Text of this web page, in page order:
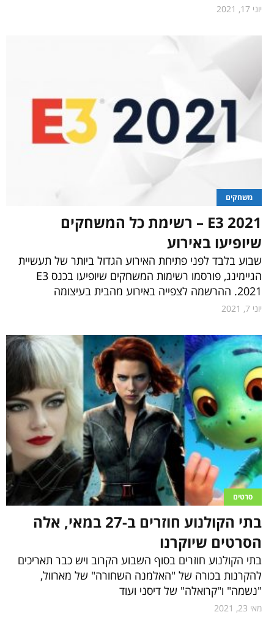
יוני 17, 2021
משחקים
E3 2021 – רשימת כל המשחקים
שיופיעו באירוע
שבוע בלבד לפני פתיחת האירוע הגדול ביותר של תעשיית
הגיימינג, פורסמו רשימות המשחקים שיופיעו בכנס E3
2021. ההרשמה לצפייה באירוע מהבית בעיצומה
יוני 7, 2021
סרטים
בתי הקולנוע חוזרים ב-27 במאי, אלה
הסרטים שיוקרנו
בתי הקולנוע חוזרים בסוף השבוע הקרוב ויש כבר תאריכים
להקרנות בכורה של "האלמנה השחורה" של מארוול,
"נשמה" ו"קרואלה" של דיסני ועוד
מאי 23, 2021